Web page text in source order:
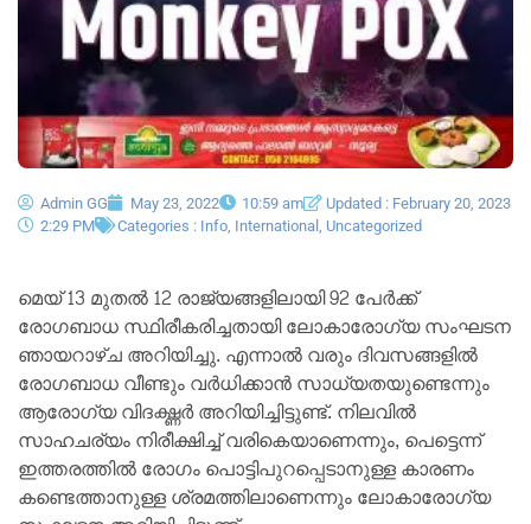
Admin GG May 23, 2022 10:59 am
Updated : February 20, 2023
2:29 PM
Categories : Info International Uncategorized
മെയ് 13 മുതൽ 12 രാജ്യങ്ങളിലായി 92 പേർക്ക്
രോഗബാധ സ്ഥിരീകരിച്ചതായി ലോകാരോഗ്യ സംഘടന
ഞായറാഴ്ച അറിയിച്ചു. എന്നാൽ വരും ദിവസങ്ങളിൽ
രോഗബാധ വീണ്ടും വർധിക്കാൻ സാധ്യതയുണ്ടെന്നും
ആരോഗ്യ വിദഗ്ദ്ധർ അറിയിച്ചിട്ടുണ്ട്. നിലവിൽ
സാഹചര്യം നിരീക്ഷിച്ച് വരികെയാണെന്നും, പെട്ടെന്ന്
ഇത്തരത്തിൽ രോഗം പൊട്ടിപുറപ്പെടാനുള്ള കാരണം
കണ്ടെത്താനുള്ള ശ്രമത്തിലാണെന്നും ലോകാരോഗ്യ